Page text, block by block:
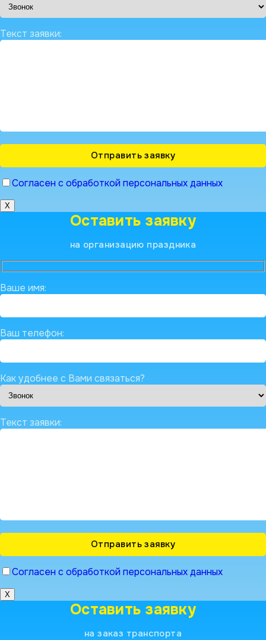
Текст заявки:
Согласен с обработкой персональных данных
X
Оставить заявку
на организацию праздника
Ваше имя:
Ваш телефон:
Как удобнее с Вами связаться?
Текст заявки:
Согласен с обработкой персональных данных
X
Оставить заявку
на заказ транспорта